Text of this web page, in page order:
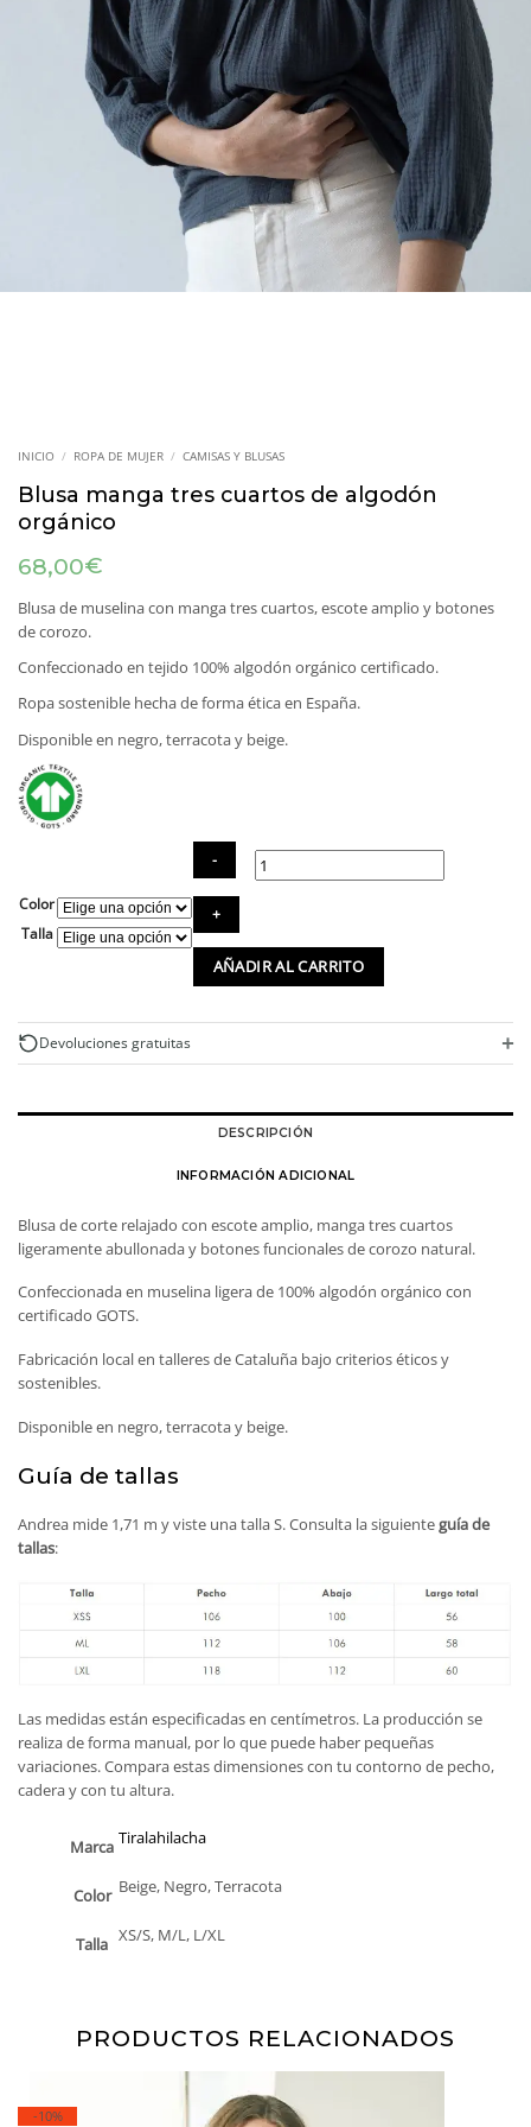
INICIO / ROPA DE MUJER / CAMISAS Y BLUSAS
Blusa manga tres cuartos de algodón
orgánico
68,00€
Blusa de muselina con manga tres cuartos, escote amplio y botones
de corozo.
Confeccionado en tejido 100% algodón orgánico certificado.
Ropa sostenible hecha de forma ética en España.
Disponible en negro, terracota y beige.
Color
Talla
tres
cuartos
de
AÑADIR AL CARRITO
Devoluciones gratuitas +
DESCRIPCIÓN
INFORMACIÓN ADICIONAL
Blusa de corte relajado con escote amplio, manga tres cuartos
ligeramente abullonada y botones funcionales de corozo natural.
Confeccionada en muselina ligera de 100% algodón orgánico con
certificado GOTS.
Fabricación local en talleres de Cataluña bajo criterios éticos y
sostenibles.
Disponible en negro, terracota y beige.
Guía de tallas
Andrea mide 1,71 m y viste una talla S. Consulta la siguienteguía de
tallas:
Las medidas están especificadas en centímetros. La producción se
realiza de forma manual, por lo que puede haber pequeñas
variaciones. Compara estas dimensiones con tu contorno de pecho,
cadera y con tu altura.
Marca Tiralahilacha
Color Beige, Negro, Terracota
Talla XS/S, M/L, L/XL
PRODUCTOS RELACIONADOS
-10%